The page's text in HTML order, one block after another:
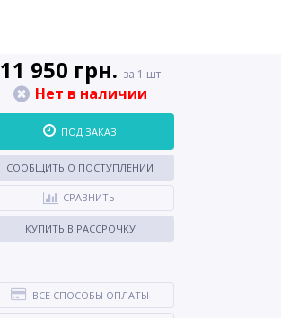
11 950 грн. за 1 шт
Нет в наличии
ПОД ЗАКАЗ
СООБЩИТЬ О ПОСТУПЛЕНИИ
СРАВНИТЬ
КУПИТЬ В РАССРОЧКУ
ВСЕ СПОСОБЫ ОПЛАТЫ